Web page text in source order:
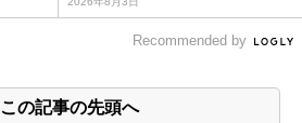
Recommended by
この記事の先頭へ